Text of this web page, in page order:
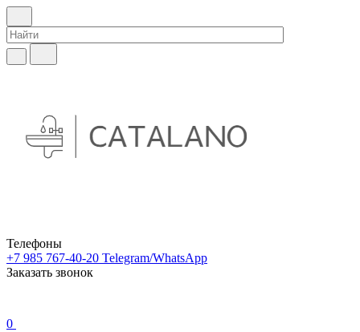
Телефоны
+7 985 767-40-20 Telegram/WhatsApp
Заказать звонок
0